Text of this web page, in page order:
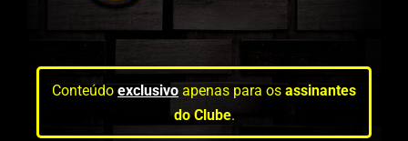
Conteúdo exclusivo apenas para os assinantes
do Clube.